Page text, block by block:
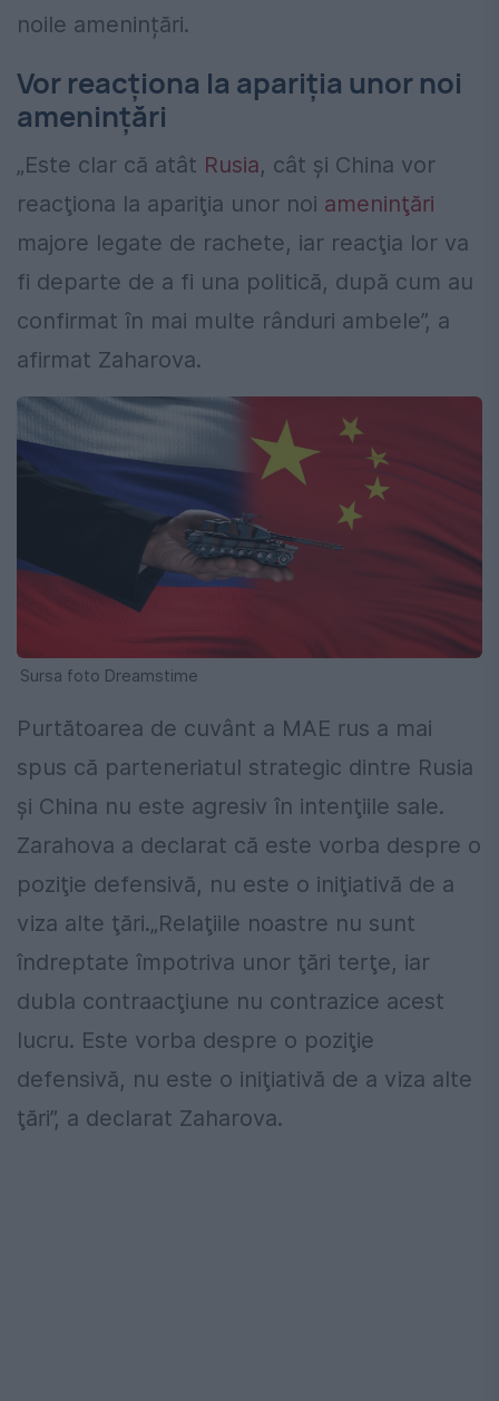
noile amenințări.
Vor reacţiona la apariţia unor noi
ameninţări
„Este clar că atât Rusia, cât şi China vor
reacţiona la apariţia unor noi ameninţări
majore legate de rachete, iar reacţia lor va
fi departe de a fi una politică, după cum au
confirmat în mai multe rânduri ambele”, a
afirmat Zaharova.
Sursa foto Dreamstime
Purtătoarea de cuvânt a MAE rus a mai
spus că parteneriatul strategic dintre Rusia
şi China nu este agresiv în intenţiile sale.
Zarahova a declarat că este vorba despre o
poziţie defensivă, nu este o iniţiativă de a
viza alte ţări.„Relaţiile noastre nu sunt
îndreptate împotriva unor ţări terţe, iar
dubla contraacţiune nu contrazice acest
lucru. Este vorba despre o poziţie
defensivă, nu este o iniţiativă de a viza alte
ţări”, a declarat Zaharova.